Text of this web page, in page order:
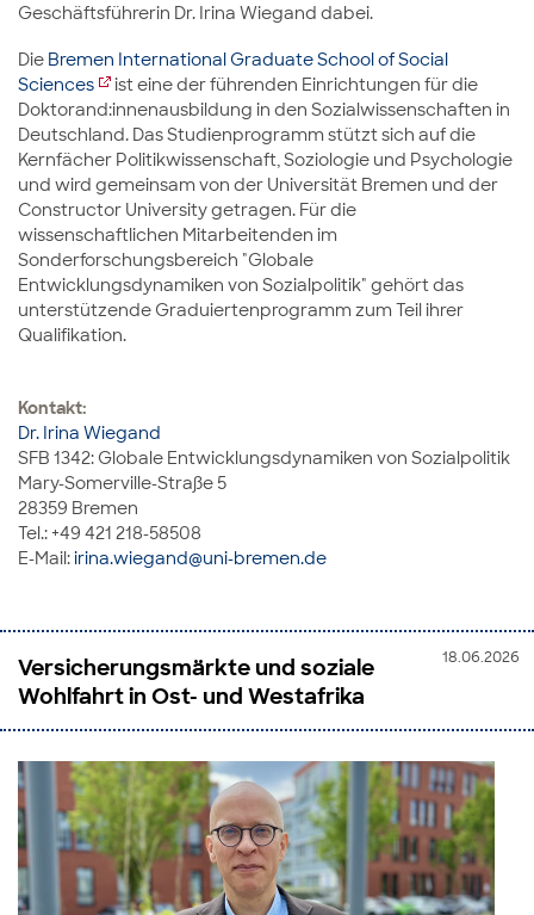
Geschäftsführerin Dr. Irina Wiegand dabei.
Die Bremen International Graduate School of Social
Sciences
ist eine der führenden Einrichtungen für die
Doktorand:innenausbildung in den Sozialwissenschaften in
Deutschland. Das Studienprogramm stützt sich auf die
Kernfächer Politikwissenschaft, Soziologie und Psychologie
und wird gemeinsam von der Universität Bremen und der
Constructor University getragen. Für die
wissenschaftlichen Mitarbeitenden im
Sonderforschungsbereich "Globale
Entwicklungsdynamiken von Sozialpolitik" gehört das
unterstützende Graduiertenprogramm zum Teil ihrer
Qualifikation.
Kontakt:
Dr. Irina Wiegand
SFB 1342: Globale Entwicklungsdynamiken von Sozialpolitik
Mary-Somerville-Straße 5
28359 Bremen
Tel.: +49 421 218-58508
E-Mail:irina.wiegand@uni-bremen.de
18.06.2026
Versicherungsmärkte und soziale
Wohlfahrt in Ost- und Westafrika